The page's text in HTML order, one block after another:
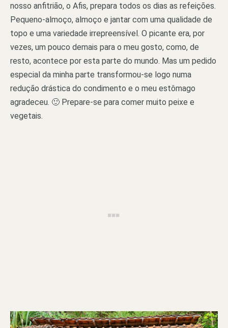
nosso anfitrião, o Afis, prepara todos os dias as refeições.
Pequeno-almoço, almoço e jantar com uma qualidade de
topo e uma variedade irrepreensível. O picante era, por
vezes, um pouco demais para o meu gosto, como, de
resto, acontece por esta parte do mundo. Mas um pedido
especial da minha parte transformou-se logo numa
redução drástica do condimento e o meu estômago
agradeceu. 🙂 Prepare-se para comer muito peixe e
vegetais.